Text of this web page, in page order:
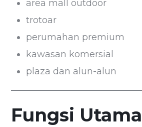
area mall outdoor
trotoar
perumahan premium
kawasan komersial
plaza dan alun-alun
Fungsi